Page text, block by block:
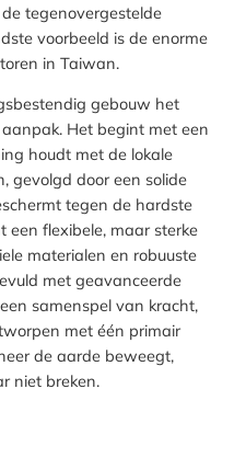
tegenovergestelde
voorbeeld is de enorme
in Taiwan.
gebouw het
Het begint met een
houdt met de lokale
gevolgd door een solide
tegen de hardste
een flexibele, maar sterke
materialen en robuuste
met geavanceerde
samenspel van kracht,
met één primair
de aarde beweegt,
niet breken.